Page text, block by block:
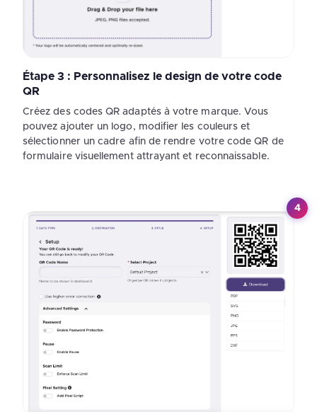
Étape 3 : Personnalisez le design de votre code
QR
Créez des codes QR adaptés à votre marque. Vous
pouvez ajouter un logo, modifier les couleurs et
sélectionner un cadre afin de rendre votre code QR de
formulaire visuellement attrayant et reconnaissable.
4